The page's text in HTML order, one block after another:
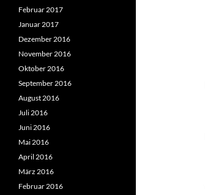
Februar 2017
Januar 2017
Dezember 2016
November 2016
Oktober 2016
September 2016
August 2016
Juli 2016
Juni 2016
Mai 2016
April 2016
März 2016
Februar 2016